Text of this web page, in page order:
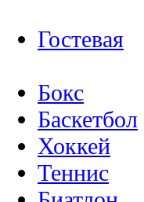
Гостевая
Бокс
Баскетбол
Хоккей
Теннис